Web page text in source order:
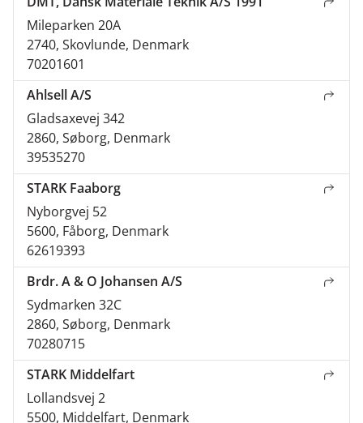
Mileparken 20A
2740, Skovlunde, Denmark
70201601
Ahlsell A/S
Gladsaxevej 342
2860, Søborg, Denmark
39535270
STARK Faaborg
Nyborgvej 52
5600, Fåborg, Denmark
62619393
Brdr. A & O Johansen A/S
Sydmarken 32C
2860, Søborg, Denmark
70280715
STARK Middelfart
Lollandsvej 2
5500, Middelfart, Denmark